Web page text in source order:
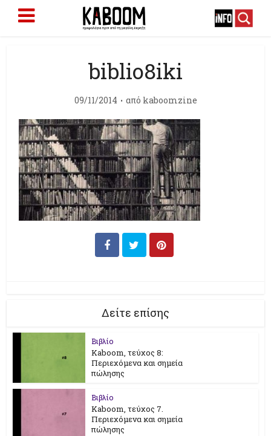
biblio8iki
09/11/2014 από kaboomzine
Δείτε επίσης
Βιβλίο
Kaboom, τεύχος 8:
Περιεχόμενα και σημεία
πώλησης
Βιβλίο
Kaboom, τεύχος 7.
Περιεχόμενα και σημεία
πώλησης